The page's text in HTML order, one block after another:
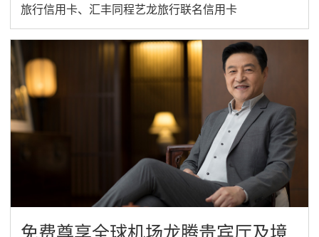
link
will
open
in
a
new
window
旅行信用卡、汇丰同程艺龙旅行联名信用卡
免费尊享全球机场龙腾贵宾厅及境